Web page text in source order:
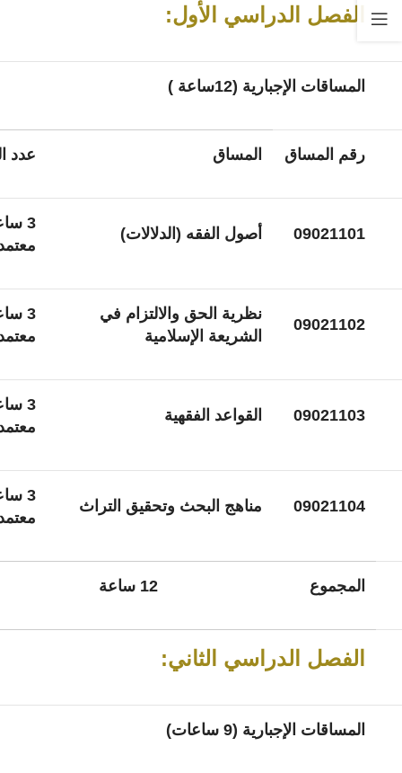
الفصل الدراسي الأول:
المساقات الإجبارية (12ساعة )
رقم المساق المساق عدد
09021101 أصول الفقه (الدلالات)
3
09021102
نظرية الحق والالتزام في
الشريعة الإسلامية
3
09021103 القواعد الفقهية
3
09021104 مناهج البحث وتحقيق التراث
3
المجموع 12 ساعة
الفصل الدراسي الثاني:
المساقات الإجبارية (9 ساعات)